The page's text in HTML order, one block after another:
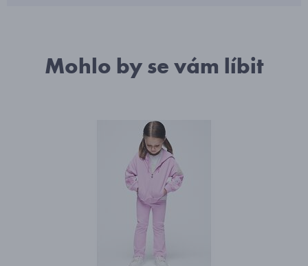
Mohlo by se vám líbit